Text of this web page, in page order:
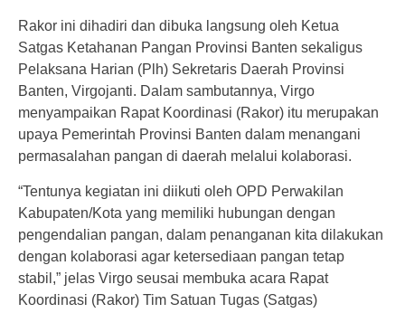
Rakor ini dihadiri dan dibuka langsung oleh Ketua
Satgas Ketahanan Pangan Provinsi Banten sekaligus
Pelaksana Harian (Plh) Sekretaris Daerah Provinsi
Banten, Virgojanti. Dalam sambutannya, Virgo
menyampaikan Rapat Koordinasi (Rakor) itu merupakan
upaya Pemerintah Provinsi Banten dalam menangani
permasalahan pangan di daerah melalui kolaborasi.
“Tentunya kegiatan ini diikuti oleh OPD Perwakilan
Kabupaten/Kota yang memiliki hubungan dengan
pengendalian pangan, dalam penanganan kita dilakukan
dengan kolaborasi agar ketersediaan pangan tetap
stabil,” jelas Virgo seusai membuka acara Rapat
Koordinasi (Rakor) Tim Satuan Tugas (Satgas)